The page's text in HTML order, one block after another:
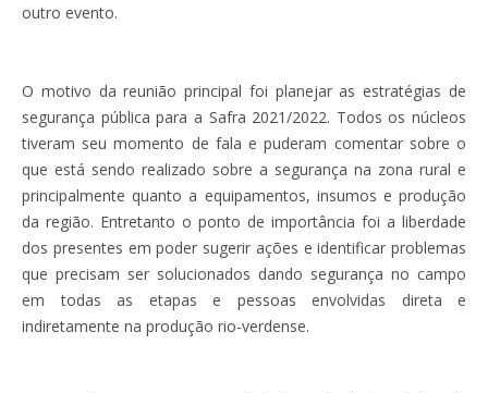
outro evento.
O motivo da reunião principal foi planejar as estratégias de
segurança pública para a Safra 2021/2022. Todos os núcleos
tiveram seu momento de fala e puderam comentar sobre o
que está sendo realizado sobre a segurança na zona rural e
principalmente quanto a equipamentos, insumos e produção
da região. Entretanto o ponto de importância foi a liberdade
dos presentes em poder sugerir ações e identificar problemas
que precisam ser solucionados dando segurança no campo
em todas as etapas e pessoas envolvidas direta e
indiretamente na produção rio-verdense.